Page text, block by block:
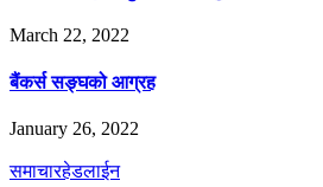
March 22, 2022
बैंकर्स सङ्घको आग्रह
January 26, 2022
समाचारहेडलाईन